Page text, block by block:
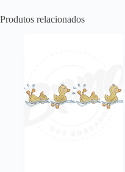
Produtos relacionados